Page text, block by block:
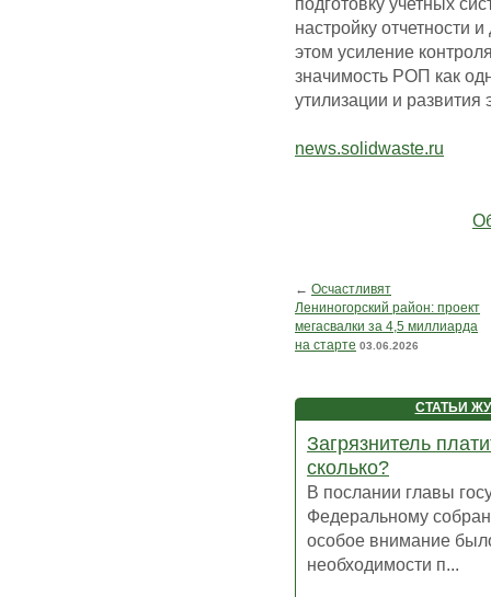
настройку отчетности
этом усиление
значимость РОП как
утилизации и развития
news.solidwaste.ru
← Осчастливят
Лениногорский район: проект
мегасвалки за 4,5 миллиарда
на старте 03.06.2026
СТАТЬИ
Загрязнитель
сколько?
В послании главы
Федеральному
особое внимание
необходимости п...